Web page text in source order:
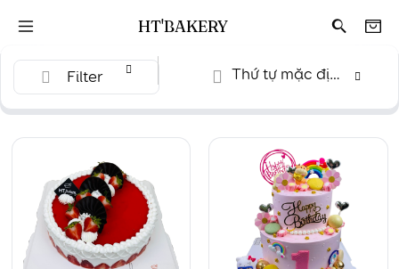
Filter Thứ tự mặc định
HT'BAKERY